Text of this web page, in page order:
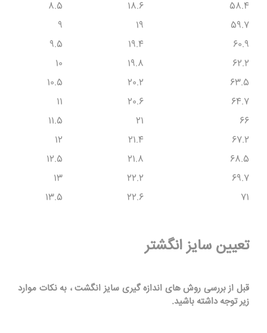
58.4
18.6
8.5
59.7
19
9
60.9
19.4
9.5
62.2
19.8
10
63.5
20.2
10.5
64.7
20.6
11
66
21
11.5
67.2
21.4
12
68.5
21.8
12.5
69.7
22.2
13
71
22.6
13.5
تعیین سایز انگشتر
قبل از بررسی روش های اندازه گیری سایز انگشت ، به نکات موارد
زیر توجه داشته باشید.